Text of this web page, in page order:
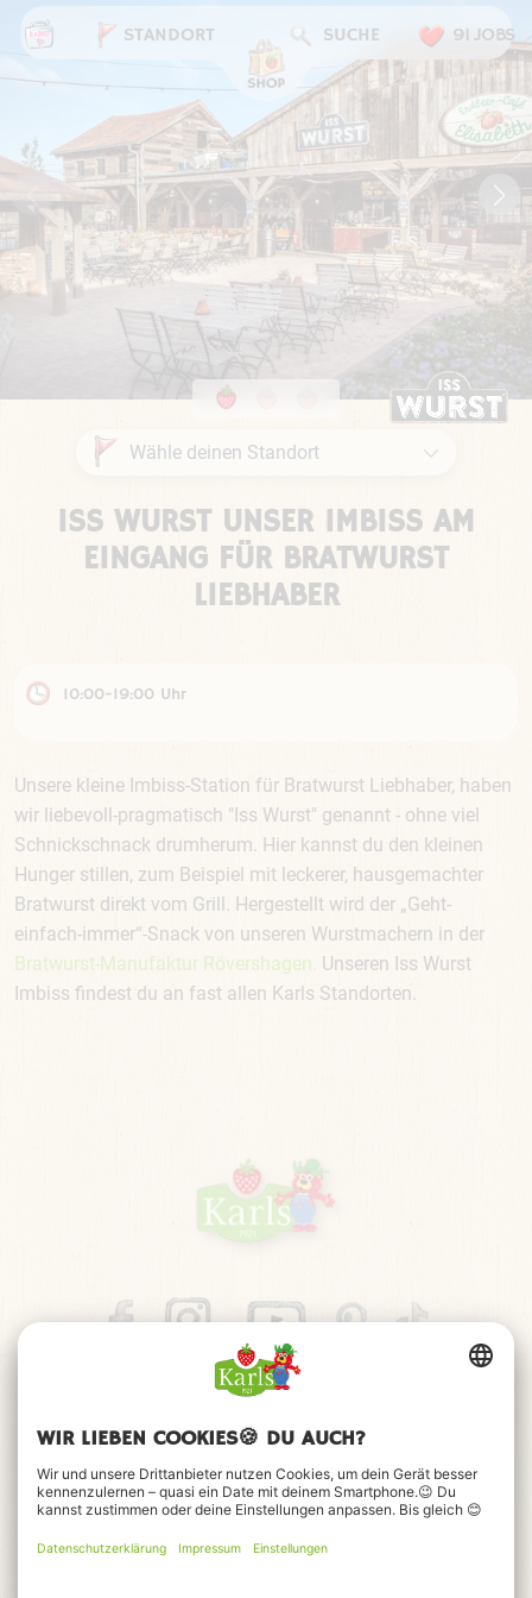
STANDORT SUCHE 91 JOBS
ISS WURST UNSER IMBISS AM
EINGANG FÜR BRATWURST
LIEBHABER
10:00-19:00 Uhr
Unsere kleine Imbiss-Station für Bratwurst Liebhaber, haben
wir liebevoll-pragmatisch "Iss Wurst" genannt - ohne viel
Schnickschnack drumherum. Hier kannst du den kleinen
Hunger stillen, zum Beispiel mit leckerer, hausgemachter
Bratwurst direkt vom Grill. Hergestellt wird der „Geht-
einfach-immer“-Snack von unseren Wurstmachern in der
Bratwurst-Manufaktur Rövershagen. Unseren Iss Wurst
Imbiss findest du an fast allen Karls Standorten.
Kontakt Cookie-Einstellungen